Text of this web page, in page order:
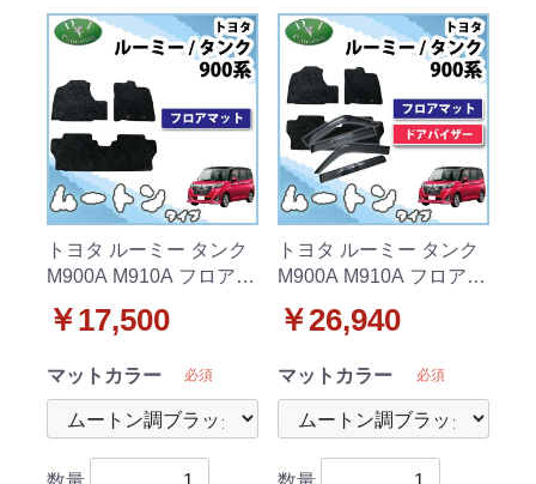
トヨタ ルーミー タンク
M900A M910A フロアマ
ートン調 ブラックタイ
￥17,500
マットカラー 必須
トヨタ ルーミー タンク
M900A M910A フロアマ
ト 高級ムートン調 ブラ
￥26,940
マットカラー 必須